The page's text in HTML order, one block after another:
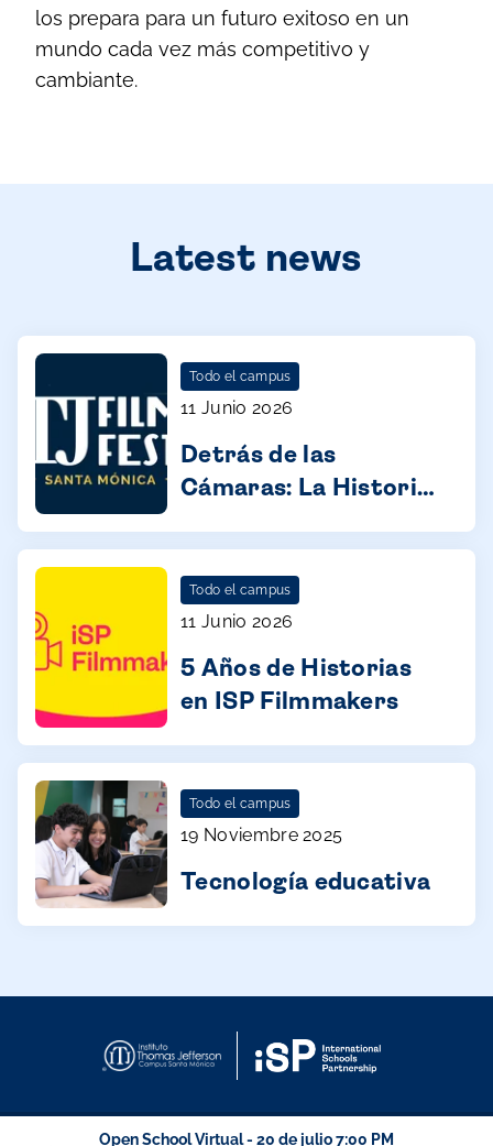
Open School Virtual - 20 de julio 7:00 PM
los prepara para un futuro exitoso en un
mundo cada vez más competitivo y
cambiante.
Latest news
Todo el campus
11 Junio 2026
Detrás de las
Cámaras: La Historia
Todo el campus
11 Junio 2026
5 Años de Historias
en ISP Filmmakers
Todo el campus
19 Noviembre 2025
Tecnología educativa